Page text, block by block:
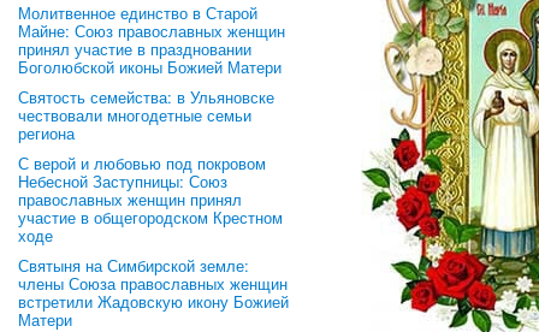
Молитвенное единство в Старой
Майне: Союз православных женщин
принял участие в праздновании
Боголюбской иконы Божией Матери
Святость семейства: в Ульяновске
чествовали многодетные семьи
региона
С верой и любовью под покровом
Небесной Заступницы: Союз
православных женщин принял
участие в общегородском Крестном
ходе
Святыня на Симбирской земле:
члены Союза православных женщин
встретили Жадовскую икону Божией
Матери